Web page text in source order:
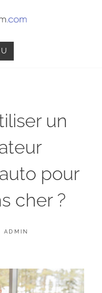
un
pour
cher ?
BY
ADMIN